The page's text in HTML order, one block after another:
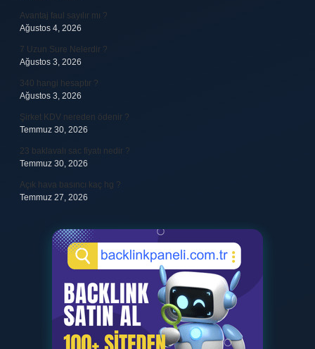
Avantaj faul sayılır mı ?
Ağustos 4, 2026
7 Uzun Sure Nelerdir ?
Ağustos 3, 2026
340 hangi hesaptır ?
Ağustos 3, 2026
Şirket KDV nereden ödenir ?
Temmuz 30, 2026
23 baklavalı sac fiyatı nedir ?
Temmuz 30, 2026
Açık hava basıncı kaç hg ?
Temmuz 27, 2026